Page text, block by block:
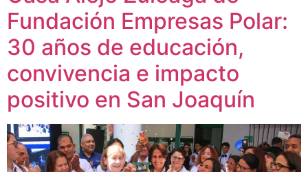
Fundación Empresas Polar:
30 años de educación,
convivencia e impacto
positivo en San Joaquín